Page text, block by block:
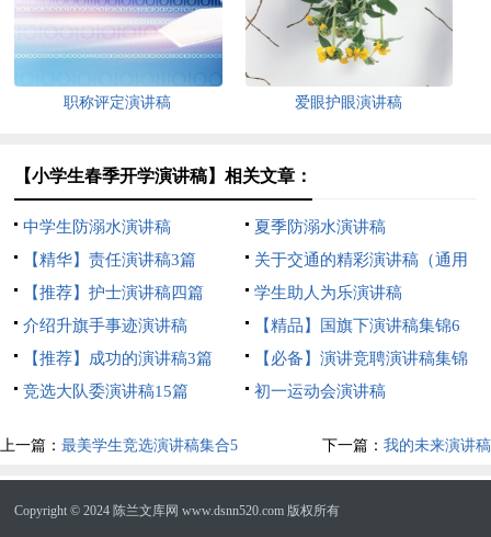
职称评定演讲稿 爱眼护眼演讲稿
【小学生春季开学演讲稿】相关文章：
中学生防溺水演讲稿
夏季防溺水演讲稿
【精华】责任演讲稿3篇
关于交通的精彩演讲稿（通用
9篇）
【推荐】护士演讲稿四篇
学生助人为乐演讲稿
介绍升旗手事迹演讲稿
【精品】国旗下演讲稿集锦6
篇
【推荐】成功的演讲稿3篇
【必备】演讲竞聘演讲稿集锦
九篇
竞选大队委演讲稿15篇 初一运动会演讲稿
上一篇： 最美学生竞选演讲稿集合5
篇
下一篇： 我的未来演讲稿
Copyright © 2024 陈兰文库网 www.dsnn520.com 版权所有